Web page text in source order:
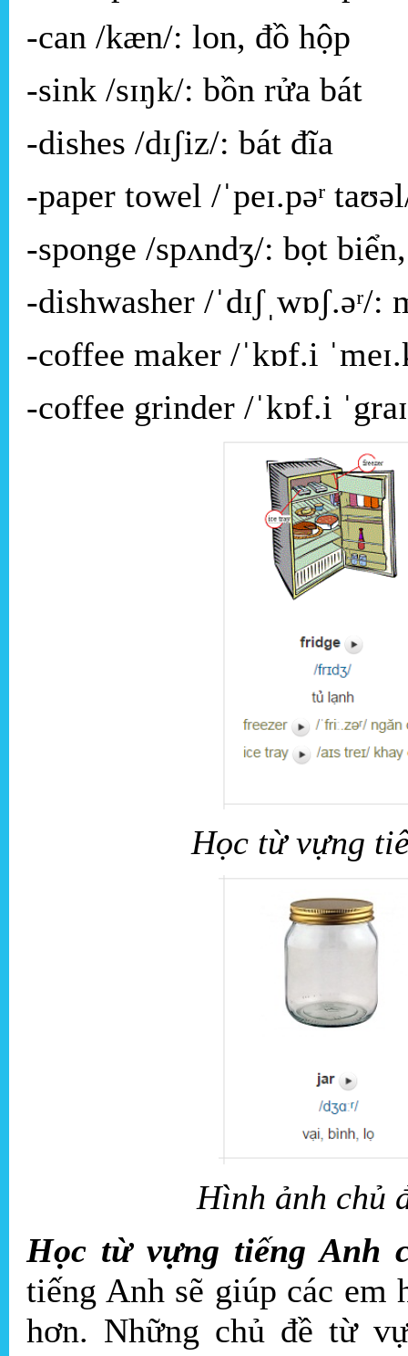
-can /kæn/: lon, đồ hộp
-sink /sɪŋk/: bồn rửa bát
-dishes /dɪʃiz/: bát đĩa
-paper towel /ˈpeɪ.pəʳ
-sponge /spʌndʒ/: bọt
-dishwasher /ˈdɪʃˌwɒʃ.əʳ/:
-coffee maker /ˈkɒf.i
-coffee grinder /ˈkɒf.i
Học từ vựng
Hình ảnh chủ
Học từ vựng tiếng Anh
tiếng Anh sẽ giúp các em
hơn. Những chủ đề từ